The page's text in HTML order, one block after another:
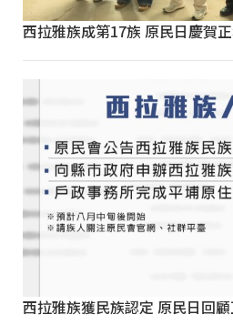
西拉雅族成第17族 原民日慶賀
西拉雅族獲民族認定 原民日回